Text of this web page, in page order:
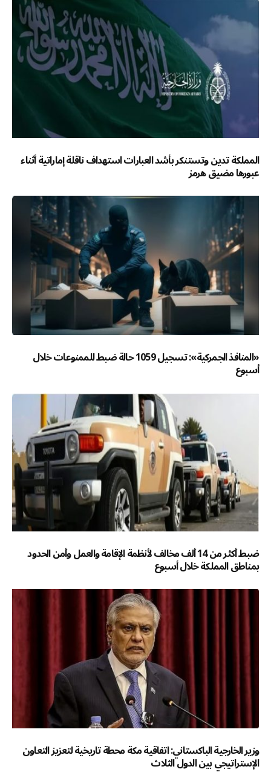
— برنامج سيدتي (@sayyidaty)
September 27, 2024
المملكة تدين وتستنكر بأشد العبارات استهداف ناقلة إماراتية أثناء
عبورها مضيق هرمز
«المنافذ الجمركية»: تسجيل 1059 حالة ضبط للممنوعات خلال
أسبوع
ضبط أكثر من 14 ألف مخالف لأنظمة الإقامة والعمل وأمن الحدود
بمناطق المملكة خلال أسبوع
وزير الخارجية الباكستاني: اتفاقية مكة محطة تاريخية لتعزيز التعاون
الإستراتيجي بين الدول الثلاث